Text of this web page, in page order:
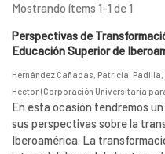
Mostrando ítems 1-1 de 1
Perspectivas de
Educación Superior de
Hernández Cañadas, Patricia;
Héctor (Corporación Universitaria
En esta ocasión tendremos
sus perspectivas sobre la
Iberoamérica. La